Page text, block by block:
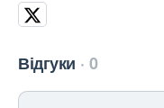
Відгуки 0